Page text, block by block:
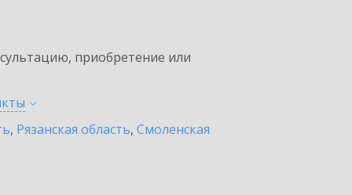
приобретение или
, Рязанская область, Смоленская